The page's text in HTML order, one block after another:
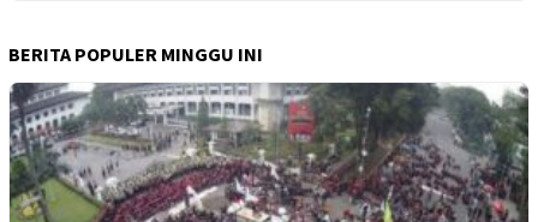
BERITA POPULER MINGGU INI